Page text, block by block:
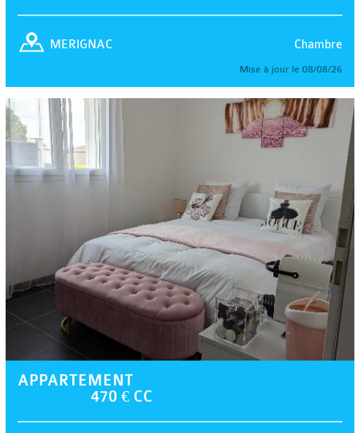
Chambre
MERIGNAC
Mise à jour le 08/08/26
APPARTEMENT
470 € CC